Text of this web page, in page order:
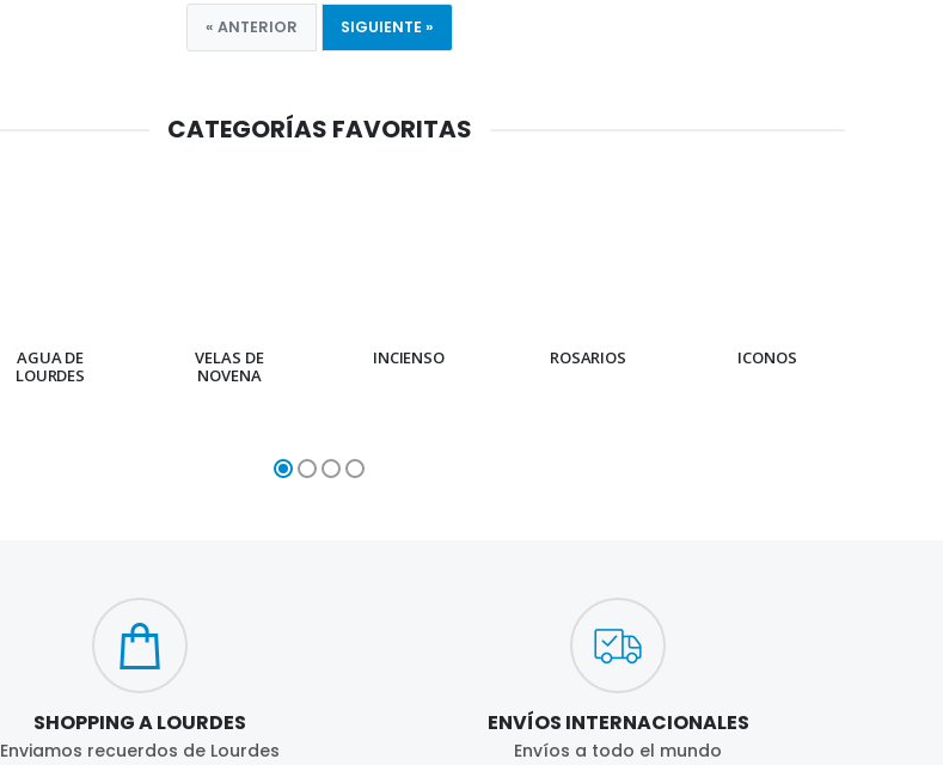
« ANTERIOR SIGUIENTE »
CATEGORÍAS FAVORITAS
AGUA DE
LOURDES
VELAS DE
NOVENA
INCIENSO ROSARIOS ICONOS
SHOPPING A LOURDES
Enviamos recuerdos de Lourdes
ENVÍOS INTERNACIONALES
Envíos a todo el mundo